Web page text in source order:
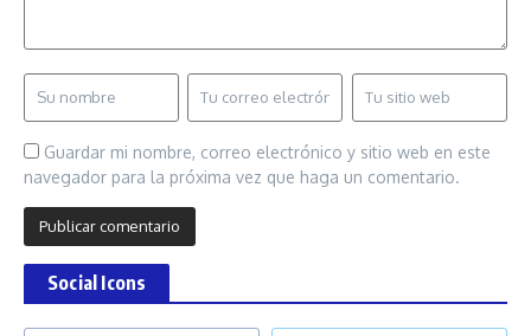
Guardar mi nombre, correo electrónico y sitio web en este
navegador para la próxima vez que haga un comentario.
Social Icons